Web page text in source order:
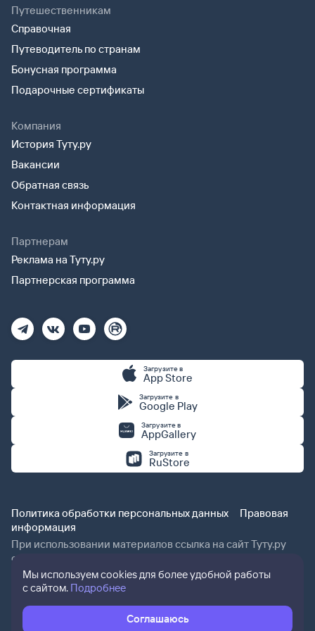
Путешественникам
Справочная
Путеводитель по странам
Бонусная программа
Подарочные сертификаты
Компания
История Туту.ру
Вакансии
Обратная связь
Контактная информация
Партнерам
Реклама на Туту.ру
Партнерская программа
Загрузите в
App Store
Загрузите в
Google Play
Загрузите в
AppGallery
Загрузите в
RuStore
Политика обработки персональных данных
Правовая
информация
При использовании материалов ссылка на сайт Туту.ру
обязательна.
Мы используем cookies для более удобной работы
с сайтом. Подробнее
Соглашаюсь